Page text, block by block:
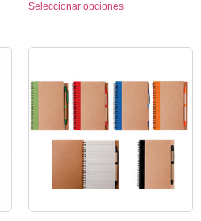
Seleccionar opciones